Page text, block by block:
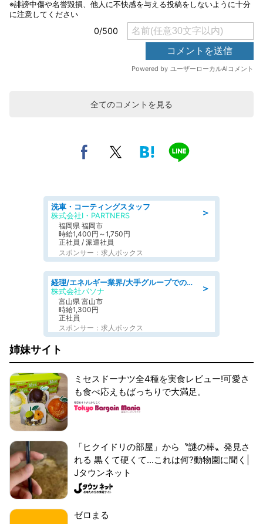
全てのコメントを見る
＞
洗車・コーティングスタッフ
株式会社I・PARTNERS
福岡県 福岡市
時給1,400円～1,750円
正社員 / 派遣社員
スポンサー：求人ボックス
＞
経理/エネルギー業界/大手グループでの経理事務のお仕事/駅近/車通勤可/経理
株式会社パソナ
富山県 富山市
時給1,300円
正社員
スポンサー：求人ボックス
姉妹サイト
ミセスドーナツ全4種を実食レビュー!可愛さ
も食べ応えもばっちりで大満足。
「ヒクイドリの部屋」から〝謎の棒〟発見さ
れる 黒くて硬くて...これは何?動物園に聞く|
Jタウンネット
ゼロまる